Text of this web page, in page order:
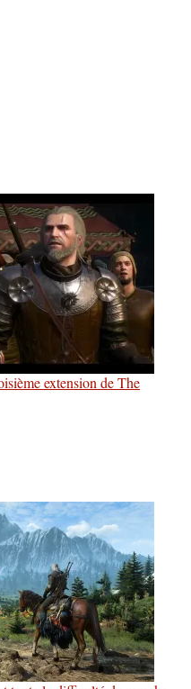
extension de The